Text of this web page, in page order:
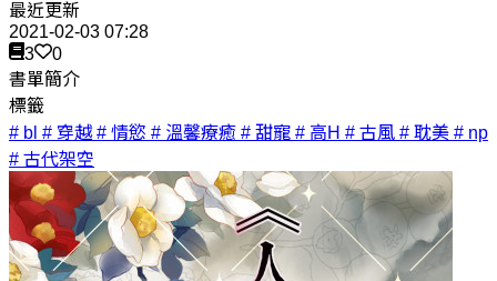
最近更新
2021-02-03 07:28
3
0
書單簡介
標籤
# bl # 穿越# 情慾 # 溫馨療癒 # 甜寵 # 高H # 古風 # 耽美 # np
# 古代架空